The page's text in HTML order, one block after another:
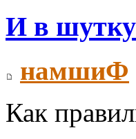
И в шутку
намшиФ
Как